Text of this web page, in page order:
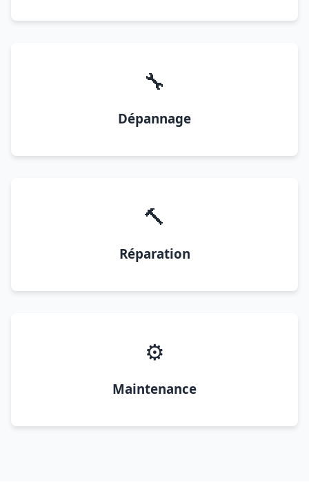
🔧
Dépannage
🔨
Réparation
⚙️
Maintenance